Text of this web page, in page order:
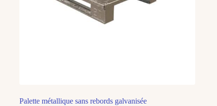
Palette métallique sans rebords galvanisée